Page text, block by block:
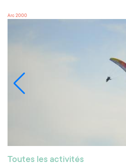
Arc 2000
Toutes les activités